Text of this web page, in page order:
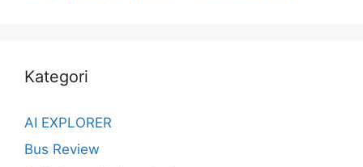
Kategori
AI EXPLORER
Bus Review